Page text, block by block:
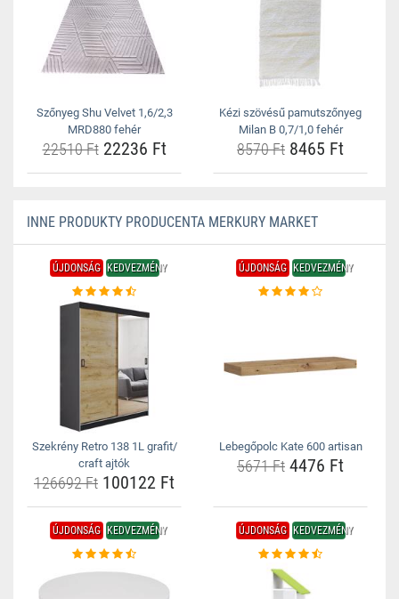
Szőnyeg Shu Velvet 1,6/2,3
MRD880 fehér
22510 Ft22236 Ft
Kézi szövésű pamutszőnyeg
Milan B 0,7/1,0 fehér
8570 Ft 8465 Ft
INNE PRODUKTY PRODUCENTA MERKURY MARKET
ÚJDONSÁG KEDVEZMÉNY
Szekrény Retro 138 1L grafit/
craft ajtók
126692 Ft 100122 Ft
ÚJDONSÁG KEDVEZMÉNY
Lebegőpolc Kate 600 artisan
5671 Ft 4476 Ft
ÚJDONSÁG KEDVEZMÉNY ÚJDONSÁG KEDVEZMÉNY